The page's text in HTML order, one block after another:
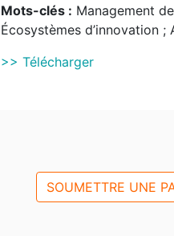
Mots-clés : Management
Écosystèmes d’innovation
>> Télécharger
SOUMETTRE UNE